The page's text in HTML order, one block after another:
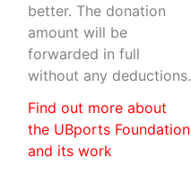
better. The donation
amount will be
forwarded in full
without any deductions.
Find out more about
the UBports Foundation
and its work